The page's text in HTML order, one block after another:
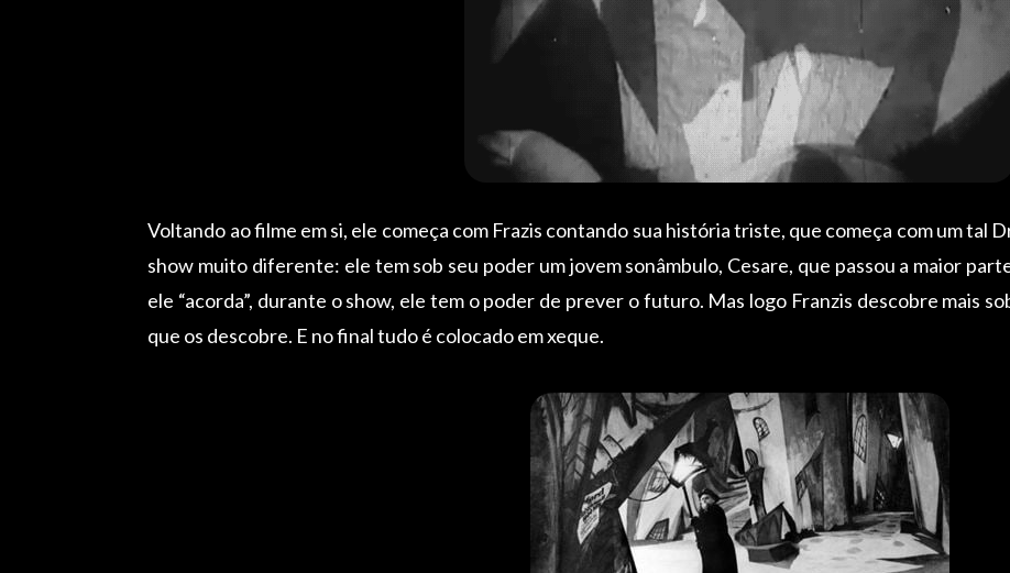
Voltando ao filme em si, ele começa com Frazis contando sua história triste, que começa com um tal
show muito diferente: ele tem sob seu poder um jovem sonâmbulo, Cesare, que passou a maior
ele “acorda”, durante o show, ele tem o poder de prever o futuro. Mas logo Franzis descobre mais
que os descobre. E no final tudo é colocado em xeque.